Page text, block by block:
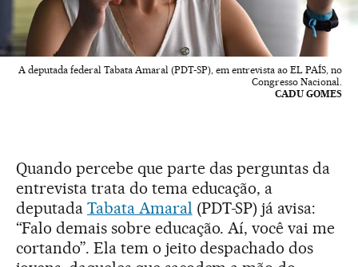
A deputada federal Tabata Amaral (PDT-SP), em entrevista ao EL PAÍS, no
Congresso Nacional.
CADU GOMES
Quando percebe que parte das perguntas da
entrevista trata do tema educação, a
deputada Tabata Amaral (PDT-SP) já avisa:
“Falo demais sobre educação. Aí, você vai me
cortando”. Ela tem o jeito despachado dos